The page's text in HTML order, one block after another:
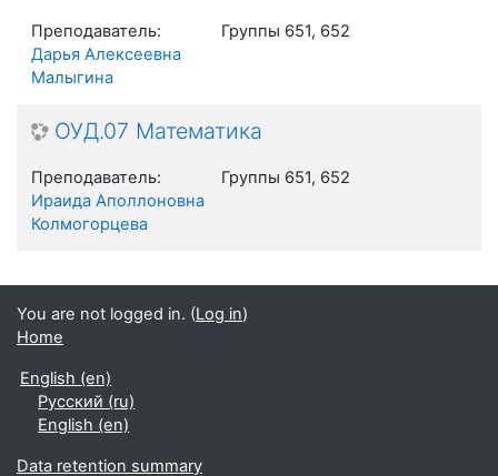
Группы 651, 652
Преподаватель:
Дарья Алексеевна
Малыгина
ОУД.07 Математика
Группы 651, 652
Преподаватель:
Ираида Аполлоновна
Колмогорцева
You are not logged in. (Log in)
Home
English ‎(en)‎
Русский ‎(ru)‎
English ‎(en)‎
Data retention summary